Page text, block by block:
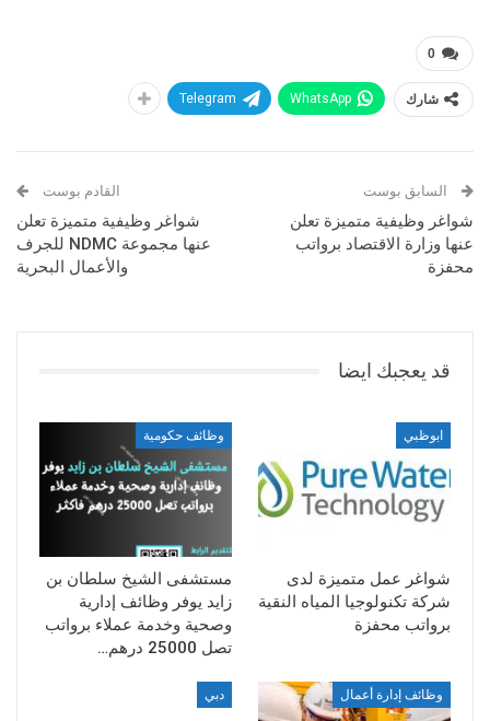
0
شارك WhatsApp
Telegram
السابق بوست
شواغر وظيفية متميزة تعلن
عنها وزارة الاقتصاد برواتب
محفزة
القادم بوست
شواغر وظيفية متميزة تعلن
عنها مجموعة NDMC للجرف
والأعمال البحرية
قد يعجبك ايضا
ابوظبي
شواغر عمل متميزة لدى
شركة تكنولوجيا المياه النقية
برواتب محفزة
وظائف حكومية
مستشفى الشيخ سلطان بن
زايد يوفر وظائف إدارية
وصحية وخدمة عملاء برواتب
تصل 25000 درهم…
وظائف إدارة أعمال دبي